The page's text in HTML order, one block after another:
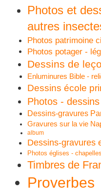
Photos et
autres
Photos patrimoine
Photos potager -
Dessins de
Enluminures Bible -
Dessins école
Photos -
Dessins-gravures
Gravures sur la vie
album
Dessins-gravures
Photos églises -
Timbres de
Proverbes